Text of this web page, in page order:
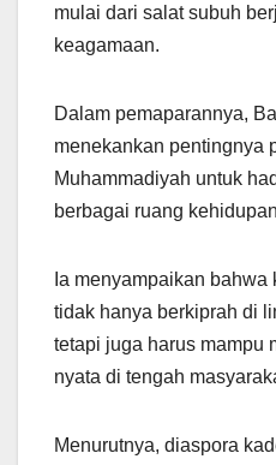
mulai dari salat subuh
keagamaan.
Dalam pemaparannya,
menekankan pentingnya
Muhammadiyah untuk
berbagai ruang
Ia menyampaikan
tidak hanya berkiprah di
tetapi juga harus mampu
nyata di tengah
Menurutnya, diaspora